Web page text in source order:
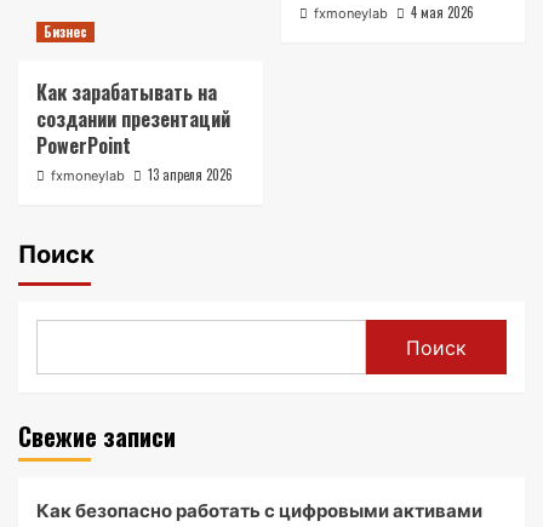
fxmoneylab
4 мая 2026
Бизнес
Как зарабатывать на
создании презентаций
PowerPoint
fxmoneylab 13 апреля 2026
Поиск
Поиск
Свежие записи
Как безопасно работать с цифровыми активами